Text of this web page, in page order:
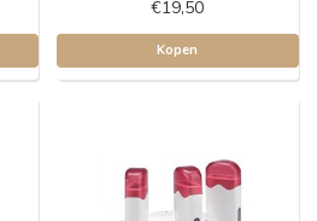
€19,50
Kopen